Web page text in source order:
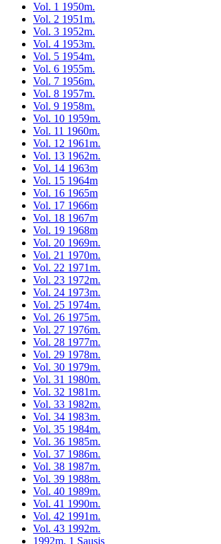
Vol. 1 1950m.
Vol. 2 1951m.
Vol. 3 1952m.
Vol. 4 1953m.
Vol. 5 1954m.
Vol. 6 1955m.
Vol. 7 1956m.
Vol. 8 1957m.
Vol. 9 1958m.
Vol. 10 1959m.
Vol. 11 1960m.
Vol. 12 1961m.
Vol. 13 1962m.
Vol. 14 1963m
Vol. 15 1964m
Vol. 16 1965m
Vol. 17 1966m
Vol. 18 1967m
Vol. 19 1968m
Vol. 20 1969m.
Vol. 21 1970m.
Vol. 22 1971m.
Vol. 23 1972m.
Vol. 24 1973m.
Vol. 25 1974m.
Vol. 26 1975m.
Vol. 27 1976m.
Vol. 28 1977m.
Vol. 29 1978m.
Vol. 30 1979m.
Vol. 31 1980m.
Vol. 32 1981m.
Vol. 33 1982m.
Vol. 34 1983m.
Vol. 35 1984m.
Vol. 36 1985m.
Vol. 37 1986m.
Vol. 38 1987m.
Vol. 39 1988m.
Vol. 40 1989m.
Vol. 41 1990m.
Vol. 42 1991m.
Vol. 43 1992m.
1992m. 1 Sausis